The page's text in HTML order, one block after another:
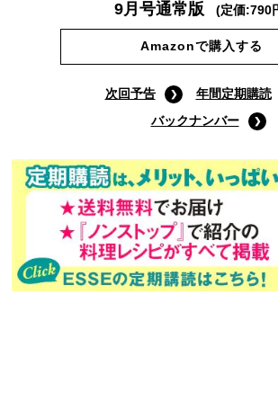
Amazonで購入する
次回予告
年間定期購読
バックナンバー